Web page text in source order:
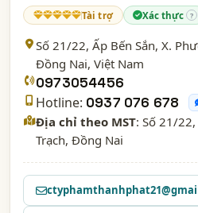
Tài trợ Xác thực ?
Số 21/22, Ấp Bến Sắn, X.
Đồng Nai, Việt Nam
0973054456
Hotline: 0937 076 678
Địa chỉ theo MST: Số 21/
Trạch, Đồng Nai